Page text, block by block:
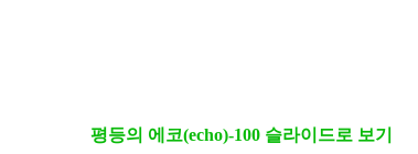
평등의 에코(echo)-100 슬라이드로 보기